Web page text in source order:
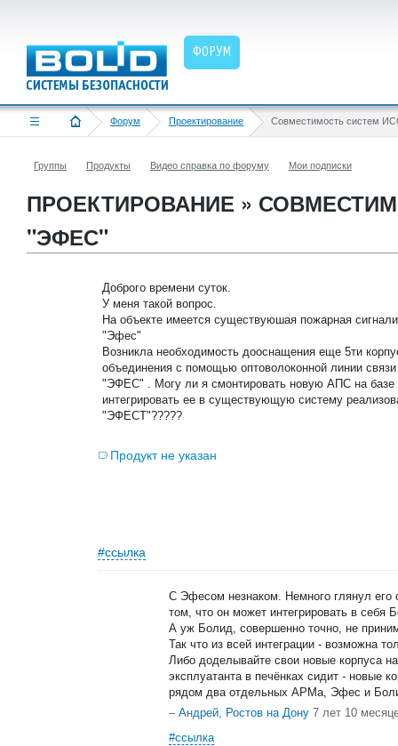
ФОРУМ
Форум Проектирование
Группы Продукты Видео справка по форуму Мои подписки
ПРОЕКТИРОВАНИЕ »
"ЭФЕС"
Доброго времени суток.
У меня такой вопрос.
На объекте имеется существуюшая пожарная
"Эфес"
Возникла необходимость дооснащения еще 5ти
объединения с помощью оптоволоконной линии
"ЭФЕС" . Могу ли я смонтировать новую АПС на
интегрировать ее в существующую систему
"ЭФЕСТ"?????
Продукт не указан
#ссылка
С Эфесом незнаком. Немного глянул его
том, что он может интегрировать в себя
А уж Болид, совершенно точно, не
Так что из всей интеграции - возможна
Либо доделывайте свои новые корпуса
эксплуатанта в печёнках сидит - новые
рядом два отдельных АРМа, Эфес и
– Андрей, Ростов на Дону 7 лет 10
#ссылка